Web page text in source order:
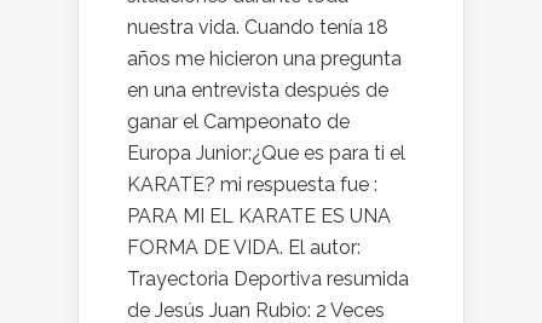
nuestra vida. Cuando tenía 18
años me hicieron una pregunta
en una entrevista después de
ganar el Campeonato de
Europa Junior:¿Que es para ti el
KARATE? mi respuesta fue :
PARA MI EL KARATE ES UNA
FORMA DE VIDA. El autor:
Trayectoria Deportiva resumida
de Jesús Juan Rubio: 2 Veces